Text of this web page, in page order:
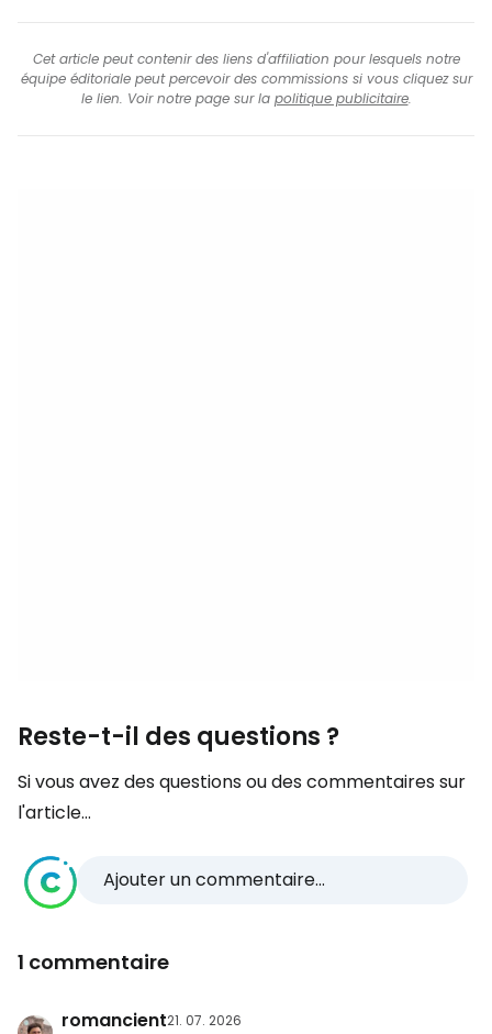
Cet article peut contenir des liens d'affiliation pour lesquels notre
équipe éditoriale peut percevoir des commissions si vous cliquez sur
le lien. Voir notre page sur la politique publicitaire.
Reste-t-il des questions ?
Si vous avez des questions ou des commentaires sur
l'article...
Ajouter un commentaire...
1 commentaire
romancient21. 07. 2026